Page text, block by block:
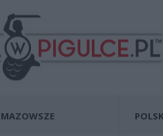
MAZOWSZE